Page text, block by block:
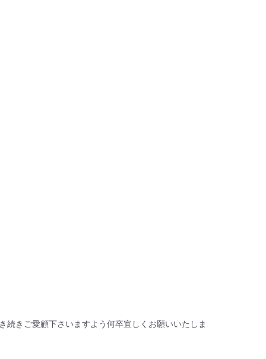
きご愛顧下さいますよう何卒宜しくお願いいたしま